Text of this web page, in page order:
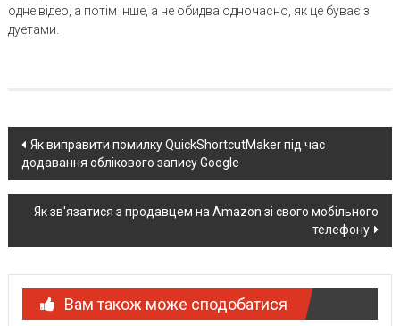
одне відео, а потім інше, а не обидва одночасно, як це буває з
дуетами.
Post
navigation
Як виправити помилку QuickShortcutMaker під час
додавання облікового запису Google
Як зв'язатися з продавцем на Amazon зі свого мобільного
телефону
Вам також може сподобатися